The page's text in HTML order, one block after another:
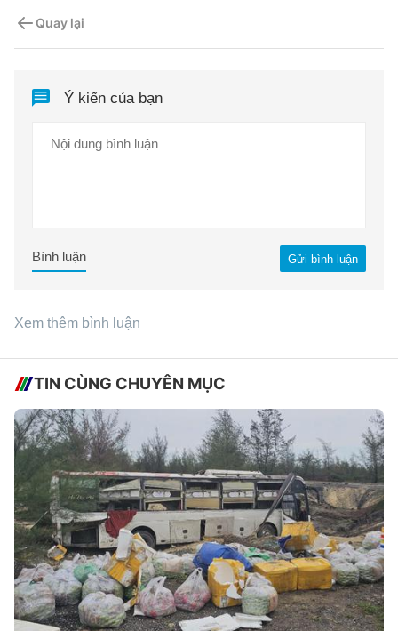
Quay lại
Ý kiến của bạn
Gửi bình luận
Bình luận
Xem thêm bình luận
TIN CÙNG CHUYÊN MỤC